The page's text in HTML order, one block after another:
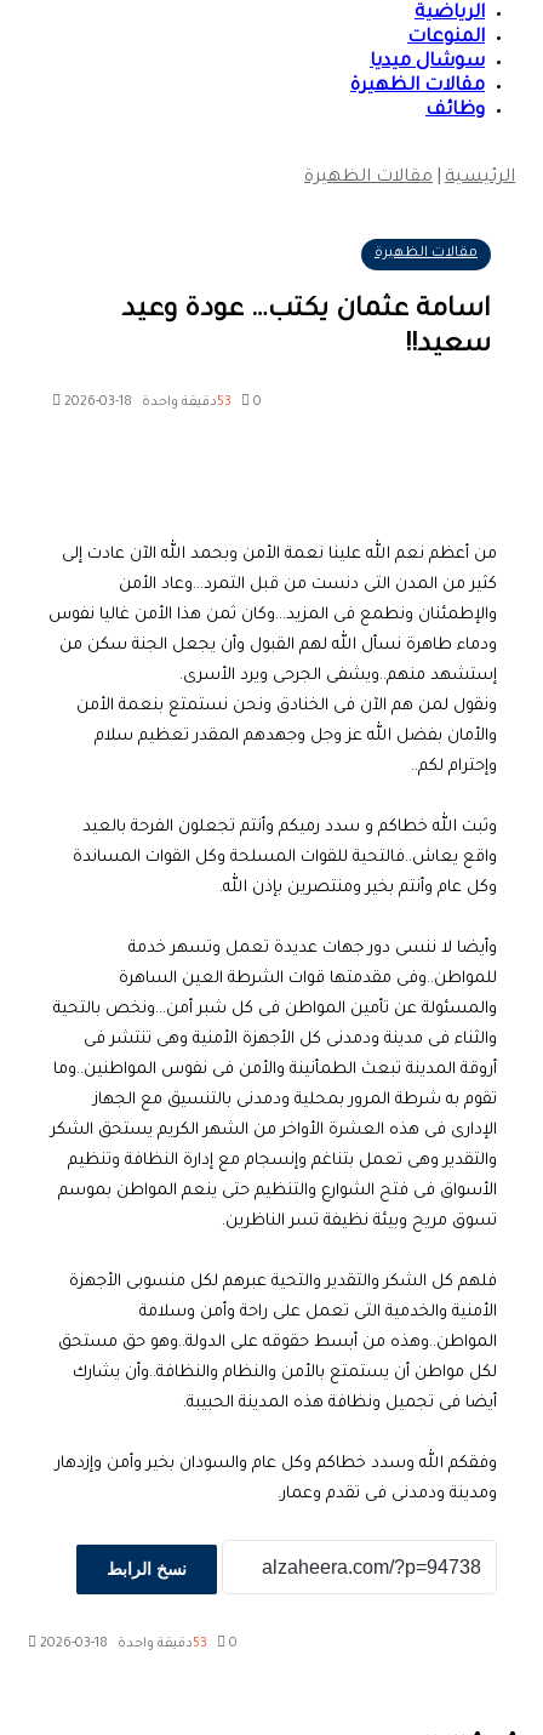
الرياضية
المنوعات
سوشال ميديا
مقالات الظهيرة
وظائف
الرئيسية|مقالات الظهيرة
مقالات الظهيرة
اسامة عثمان يكتب… عودة وعيد
سعيد!!
2026-03-18 53 دقيقة واحدة
من أعظم نعم الله علينا نعمة الأمن وبحمد الله الآن عادت إلى
كثير من المدن التى دنست من قبل التمرد…وعاد الأمن
والإطمئنان ونطمع فى المزيد…وكان ثمن هذا الأمن غاليا نفوس
ودماء طاهرة نسأل الله لهم القبول وأن يجعل الجنة سكن من
إستشهد منهم..ويشفى الجرحى ويرد الأسرى.
ونقول لمن هم الآن فى الخنادق ونحن نستمتع بنعمة الأمن
والأمان بفضل الله عز وجل وجهدهم المقدر تعظيم سلام
وإحترام لكم..
وثبت الله خطاكم و سدد رميكم وأنتم تجعلون الفرحة بالعيد
واقع يعاش..فالتحية للقوات المسلحة وكل القوات المساندة
وكل عام وأنتم بخير ومنتصرين بإذن الله.
وأيضا لا ننسى دور جهات عديدة تعمل وتسهر خدمة
للمواطن..وفى مقدمتها قوات الشرطة العين الساهرة
والمسئولة عن تأمين المواطن فى كل شبر أمن…ونخص بالتحية
والثناء فى مدينة ودمدنى كل الأجهزة الأمنية وهى تنتشر فى
أروقة المدينة تبعث الطمأنينة والأمن فى نفوس المواطنين..وما
تقوم به شرطة المرور بمحلية ودمدنى بالتنسيق مع الجهاز
الإدارى فى هذه العشرة الأواخر من الشهر الكريم يستحق الشكر
والتقدير وهى تعمل بتناغم وإنسجام مع إدارة النظافة وتنظيم
الأسواق فى فتح الشوارع والتنظيم حتى ينعم المواطن بموسم
تسوق مريح وبيئة نظيفة تسر الناظرين.
فلهم كل الشكر والتقدير والتحية عبرهم لكل منسوبى الأجهزة
الأمنية والخدمية التى تعمل على راحة وأمن وسلامة
المواطن..وهذه من أبسط حقوقه على الدولة..وهو حق مستحق
لكل مواطن أن يستمتع بالأمن والنظام والنظافة..وأن يشارك
أيضا فى تجميل ونظافة هذه المدينة الحبيبة.
وفقكم الله وسدد خطاكم وكل عام والسودان بخير وأمن وإزدهار
ومدينة ودمدنى فى تقدم وعمار.
نسخ الرابط
2026-03-18 53 دقيقة واحدة